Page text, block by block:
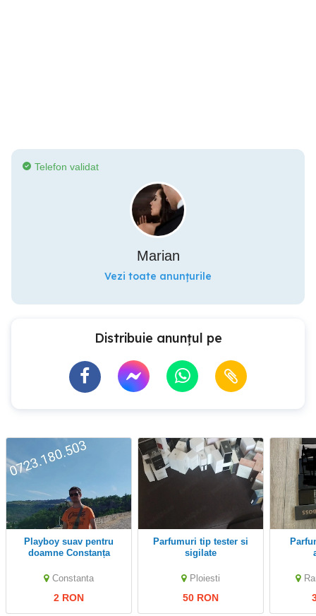
Telefon validat
Marian
Vezi toate anunțurile
Distribuie anunțul pe
playboy suav pentru
doamne Constanța
Constanta
2 RON
parfumuri tip tester si
sigilate
Ploiesti
50 RON
Parfumuri originale